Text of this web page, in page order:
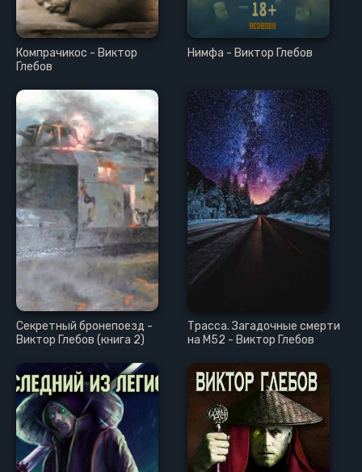
Компрачикос - Виктор
Глебов
Нимфа - Виктор Глебов
Секретный бронепоезд -
Виктор Глебов (книга 2)
Трасса. Загадочные смерти
на М52 - Виктор Глебов